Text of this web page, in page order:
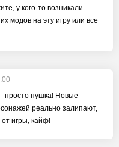
у кого-то возникали
модов на эту игру или все
просто пушка! Новые
реально залипают,
игры, кайф!